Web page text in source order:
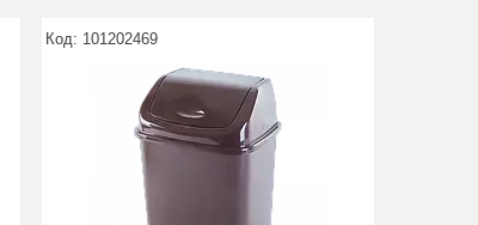
101202469